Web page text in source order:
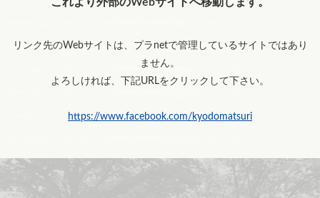
リンク先のWebサイトは、プラnetで管理しているサイトではあり
ません。
よろしければ、下記URLをクリックして下さい。
https://www.facebook.com/kyodomatsuri